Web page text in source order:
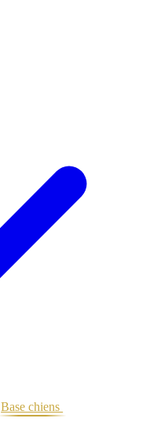
Base chiens